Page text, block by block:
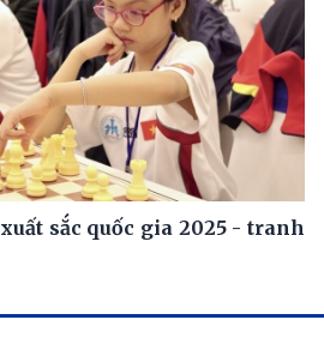
sắc quốc gia 2025 - tranh